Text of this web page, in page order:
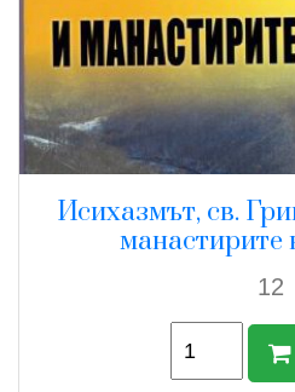
Исихазмът, св.
манастирите
12